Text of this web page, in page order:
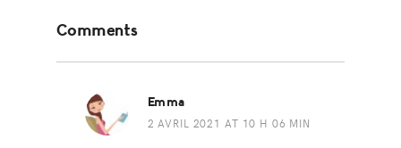
Interactions
Comments
Emma
2 AVRIL 2021 AT 10 H 06 MIN